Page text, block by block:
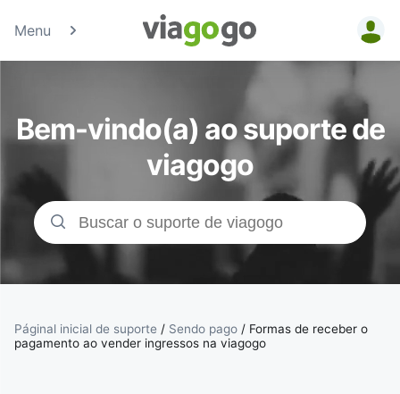
Menu
Bilhetes -
Concertos,
Desporto e
Teatro |
Bolsa de
Bilhetes da
viagogo
Bem-vindo(a) ao suporte de
viagogo
Páginal inicial de suporte / Sendo pago / Formas de receber o
pagamento ao vender ingressos na viagogo